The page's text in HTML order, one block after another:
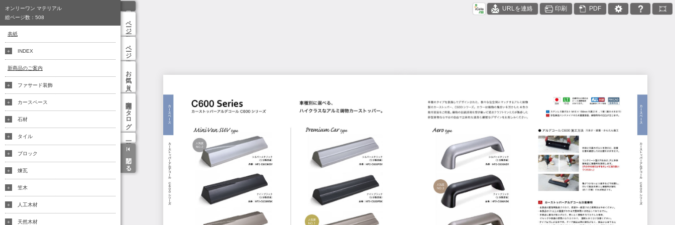
URLを連絡 印刷 PDF
ページ一覧
ページ検索
お気に入り
関連カタログ
閉じる
オンリーワン マテリアル
総ページ数： 508
表紙
INDEX
新商品のご案内
ファサード装飾
カースペース
石材
タイル
ブロック
煉瓦
笠木
人工木材
天然木材